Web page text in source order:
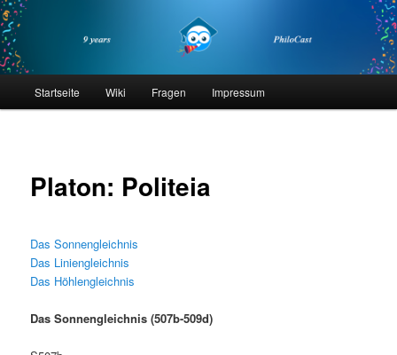
Zum
primären
Inhalt
springenphilocast
Startseite Wiki Fragen Impressum
Platon: Politeia
Das Sonnengleichnis
Das Liniengleichnis
Das Höhlengleichnis
Das Sonnengleichnis (507b-509d)